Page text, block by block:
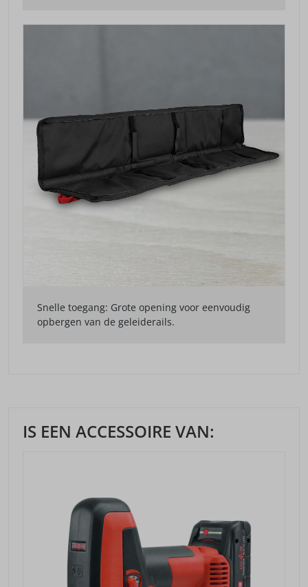
Snelle toegang: Grote opening voor eenvoudig
opbergen van de geleiderails.
IS EEN ACCESSOIRE VAN: